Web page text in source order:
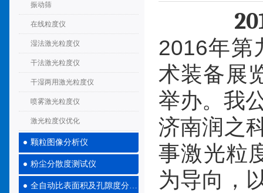
振动筛
在线粒度仪
湿法激光粒度仪
干法激光粒度仪
干湿两用激光粒度仪
喷雾激光粒度仪
激光粒度仪优化
颗粒图像分析仪
粉尘分散度测试仪
全自动比表面积及孔隙度分析仪
2016年第
术装备展
举办。我
济南润之
事激光粒
为导向，